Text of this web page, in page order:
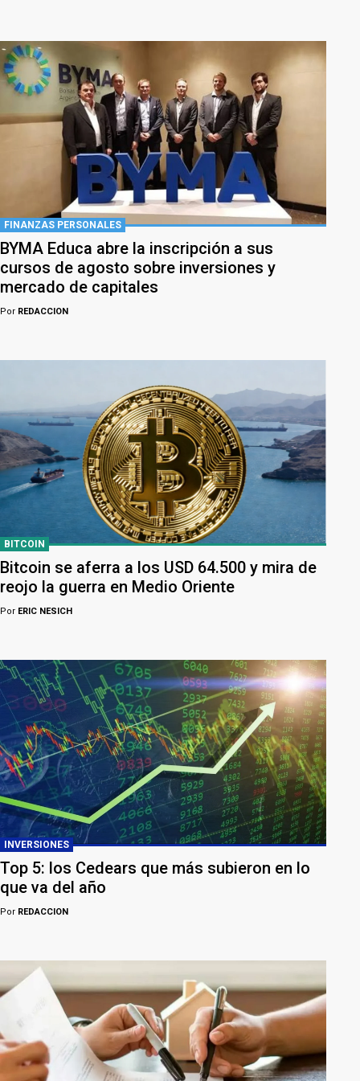
FINANZAS PERSONALES
BYMA Educa abre la inscripción a sus
cursos de agosto sobre inversiones y
mercado de capitales
Por REDACCION
BITCOIN
Bitcoin se aferra a los USD 64.500 y mira de
reojo la guerra en Medio Oriente
Por ERIC NESICH
INVERSIONES
Top 5: los Cedears que más subieron en lo
que va del año
Por REDACCION